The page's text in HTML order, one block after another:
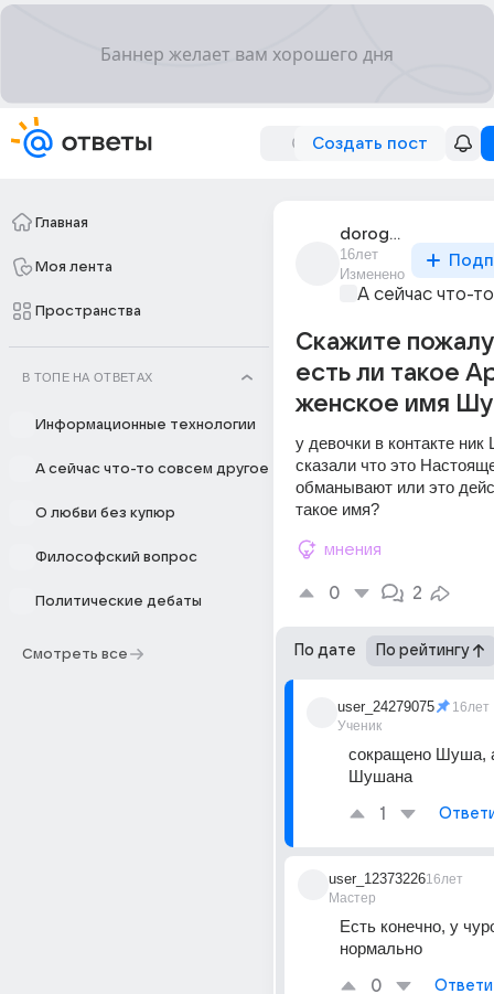
Создать пост
Главная
Моя лента
Пространства
В ТОПЕ НА ОТВЕТАХ
Информационные технологии
А сейчас что-то совсем другое
О любви без купюр
Философский вопрос
Политические дебаты
Смотреть все
dorogaia_klementin
16лет
Изменено
А сейчас что-
Скажите
есть ли такое
женское имя
у девочки в контакте
сказали что это
обманывают или это
такое имя?
мнения
0 2
По дате По рейтингу
user_24279075
Ученик
16лет
сокращено Шуша,
Шушана
1
user_12373226
Мастер
16лет
Есть конечно, у
нормально
0